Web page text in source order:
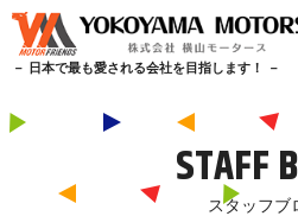
－ 日本で最も愛される会社を目指します！ －
STAFF
スタッフブ